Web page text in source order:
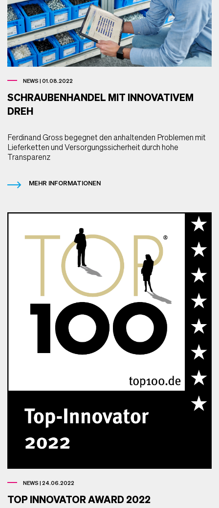
NEWS | 01.08.2022
SCHRAUBENHANDEL MIT INNOVATIVEM
DREH
Ferdinand Gross begegnet den anhaltenden Problemen mit
Lieferketten und Versorgungssicherheit durch hohe
Transparenz
MEHR INFORMATIONEN
NEWS | 24.06.2022
TOP INNOVATOR AWARD 2022